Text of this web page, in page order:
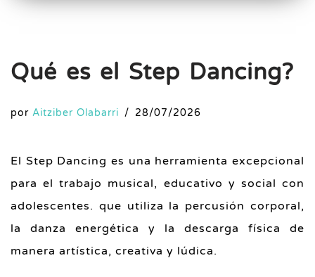
Qué es el Step Dancing?
por Aitziber Olabarri 28/07/2026
El Step Dancing es una herramienta excepcional
para el trabajo musical, educativo y social con
adolescentes. que utiliza la percusión corporal,
la danza energética y la descarga física de
manera artística, creativa y lúdica.